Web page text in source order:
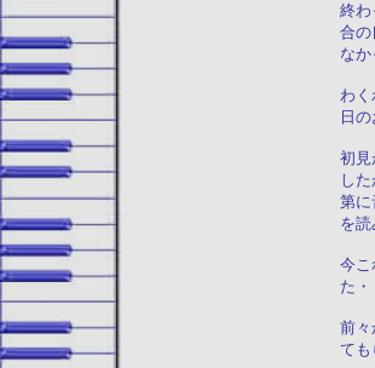
終わ
合の
な
わく
日
初見
し
第に
を
今こ
た・
前々
ても